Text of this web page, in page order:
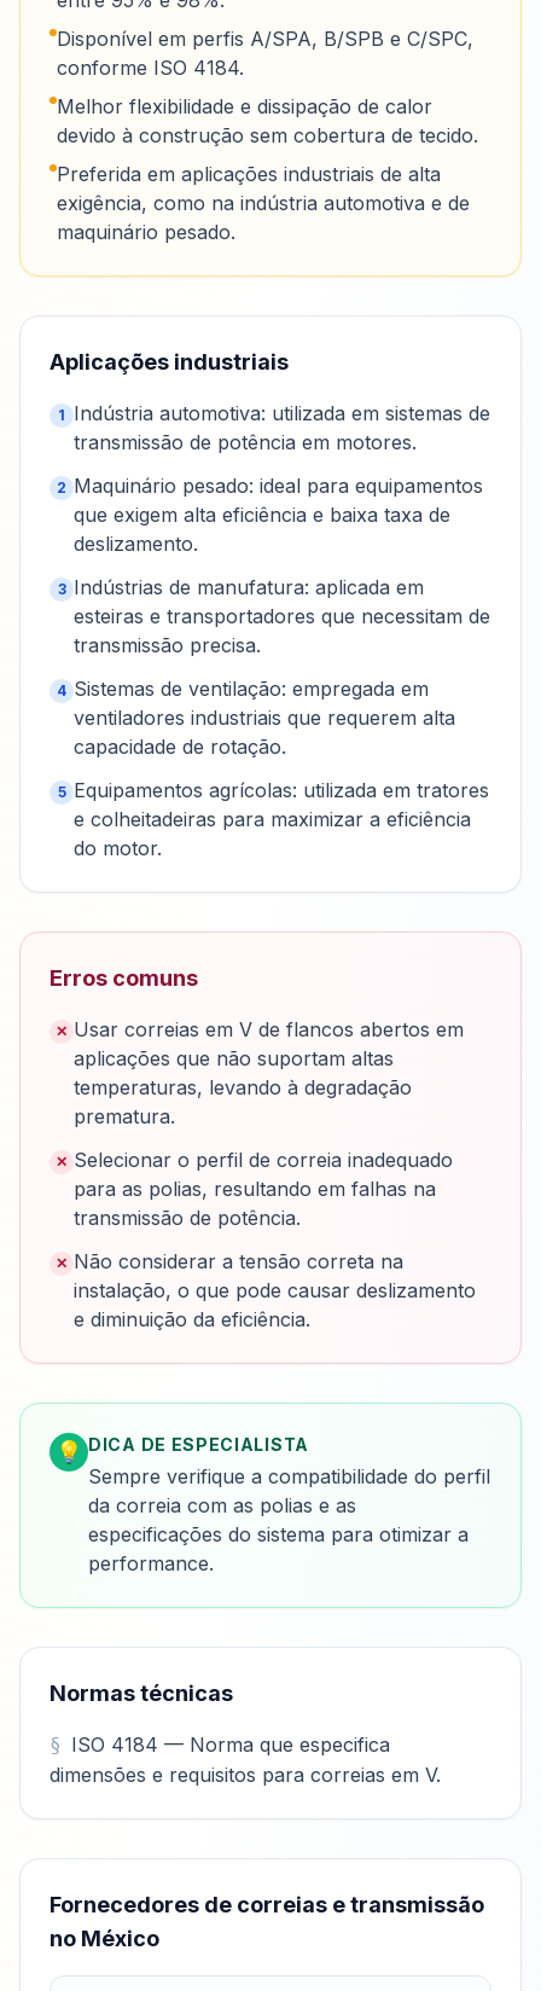
Disponível em perfis A/SPA, B/SPB e C/SPC,
conforme ISO 4184.
Melhor flexibilidade e dissipação de calor
devido à construção sem cobertura de tecido.
Preferida em aplicações industriais de alta
exigência, como na indústria automotiva e de
maquinário pesado.
Aplicações industriais
1 Indústria automotiva: utilizada em sistemas de
transmissão de potência em motores.
2 Maquinário pesado: ideal para equipamentos
que exigem alta eficiência e baixa taxa de
deslizamento.
3 Indústrias de manufatura: aplicada em
esteiras e transportadores que necessitam de
transmissão precisa.
4 Sistemas de ventilação: empregada em
ventiladores industriais que requerem alta
capacidade de rotação.
5 Equipamentos agrícolas: utilizada em tratores
e colheitadeiras para maximizar a eficiência
do motor.
Erros comuns
✕ Usar correias em V de flancos abertos em
aplicações que não suportam altas
temperaturas, levando à degradação
prematura.
✕ Selecionar o perfil de correia inadequado
para as polias, resultando em falhas na
transmissão de potência.
✕ Não considerar a tensão correta na
instalação, o que pode causar deslizamento
e diminuição da eficiência.
💡 DICA DE ESPECIALISTA
Sempre verifique a compatibilidade do perfil
da correia com as polias e as
especificações do sistema para otimizar a
performance.
Normas técnicas
ISO 4184 — Norma que especifica
dimensões e requisitos para correias em V.
Fornecedores de correias e transmissão
no México